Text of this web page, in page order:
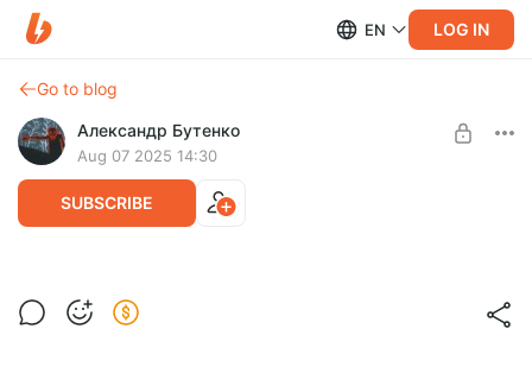
EN LOG IN
Go to blog
Александр Бутенко
Aug 07 2025 14:30
SUBSCRIBE
Венгрия. Будапешт аристократический,
или чего больше всего боятся венгры